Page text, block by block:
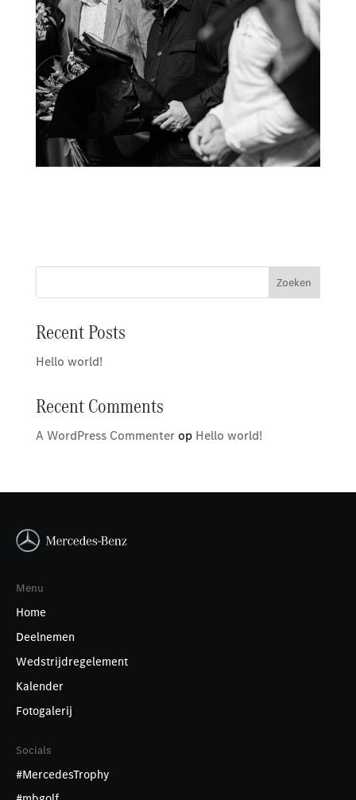
Zoeken
Recent Posts
Hello world!
Recent Comments
A WordPress Commenterop Hello world!
Menu
Home
Deelnemen
Wedstrijdregelement
Kalender
Fotogalerij
Socials
#MercedesTrophy